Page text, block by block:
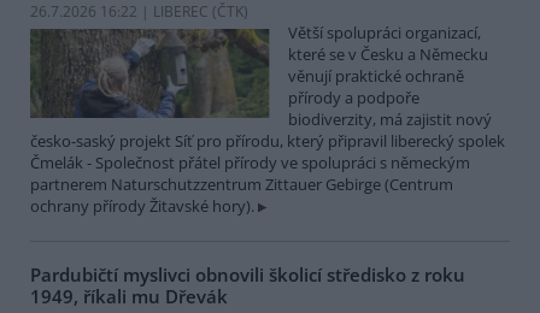
26.7.2026 16:22 | LIBEREC (ČTK)
Větší spolupráci organizací,
které se v Česku a Německu
věnují praktické ochraně
přírody a podpoře
biodiverzity, má zajistit nový
česko-saský projekt Síť pro přírodu, který připravil liberecký spolek
Čmelák - Společnost přátel přírody ve spolupráci s německým
partnerem Naturschutzzentrum Zittauer Gebirge (Centrum
ochrany přírody Žitavské hory).
Pardubičtí myslivci obnovili školicí středisko z roku
1949, říkali mu Dřevák